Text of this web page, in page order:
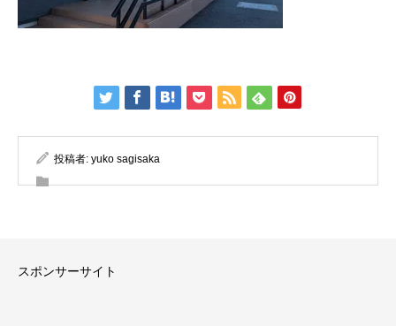
投稿者: yuko sagisaka
スポンサーサイト